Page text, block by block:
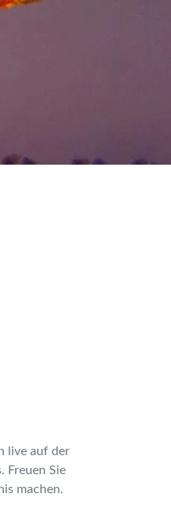
live auf der
Freuen Sie
machen.